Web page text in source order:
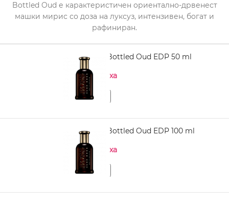
Bottled Oud е карактеристичен ориентално-дрвенест
машки мирис со доза на луксуз, интензивен, богат и
рафиниран.
HUGO BOSS Bottled Oud EDP 50 ml
Нема на залиха
HUGO BOSS Bottled Oud EDP 100 ml
Нема на залиха